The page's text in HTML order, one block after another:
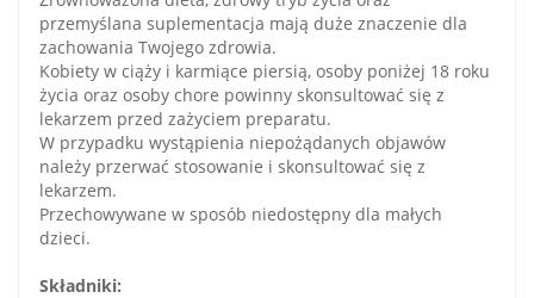
przemyślana suplementacja mają duże znaczenie dla
zachowania Twojego zdrowia.
Kobiety w ciąży i karmiące piersią, osoby poniżej 18 roku
życia oraz osoby chore powinny skonsultować się z
lekarzem przed zażyciem preparatu.
W przypadku wystąpienia niepożądanych objawów
należy przerwać stosowanie i skonsultować się z
lekarzem.
Przechowywane w sposób niedostępny dla małych
dzieci.
Składniki: